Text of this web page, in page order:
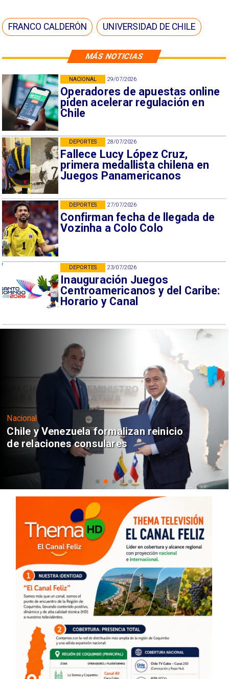
MÁS NOTICIAS
29/07/2026
Operadores de apuestas online
piden acelerar regulación en
Chile
NACIONAL
28/07/2026
Fallece Lucy López Cruz,
primera medallista chilena en
Juegos Panamericanos
DEPORTES
27/07/2026
Confirman fecha de llegada de
Vozinha a Colo Colo
DEPORTES
23/07/2026
Inauguración Juegos
Centroamericanos y del Caribe:
Horario y Canal
DEPORTES
FRANCO CALDERÓN UNIVERSIDAD DE CHILE
Nacional
Chile y Venezuela formalizan reinicio
de relaciones consulares